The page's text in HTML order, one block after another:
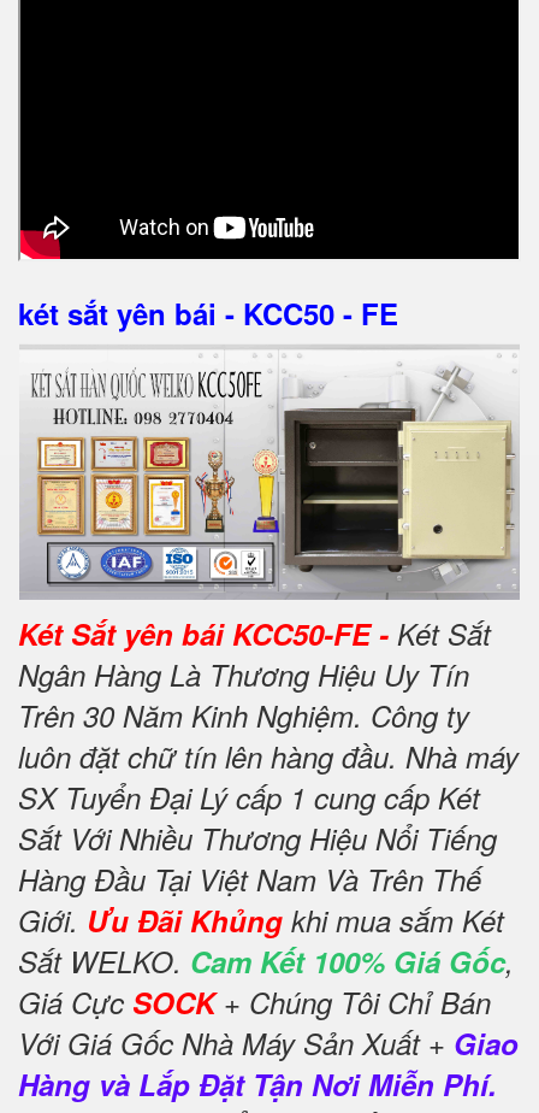
két sắt yên bái - KCC50 - FE
Két Sắt yên bái KCC50-FE - Két Sắt
Ngân Hàng Là Thương Hiệu Uy Tín
Trên 30 Năm Kinh Nghiệm. Công ty
luôn đặt chữ tín lên hàng đầu. Nhà máy
SX Tuyển Đại Lý cấp 1 cung cấp Két
Sắt Với Nhiều Thương Hiệu Nổi Tiếng
Hàng Đầu Tại Việt Nam Và Trên Thế
Giới. Ưu Đãi Khủng khi mua sắm Két
Sắt WELKO. Cam Kết 100% Giá Gốc,
Giá Cực SOCK+ Chúng Tôi Chỉ Bán
Với Giá Gốc Nhà Máy Sản Xuất + Giao
Hàng và Lắp Đặt Tận Nơi Miễn Phí.